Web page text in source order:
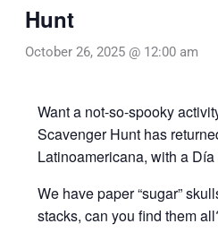
Hunt
October 26, 2025 @ 12:00 am
Want a not-so-spooky
Scavenger Hunt has
Latinoamericana, with a
We have paper “sugar”
stacks, can you find them